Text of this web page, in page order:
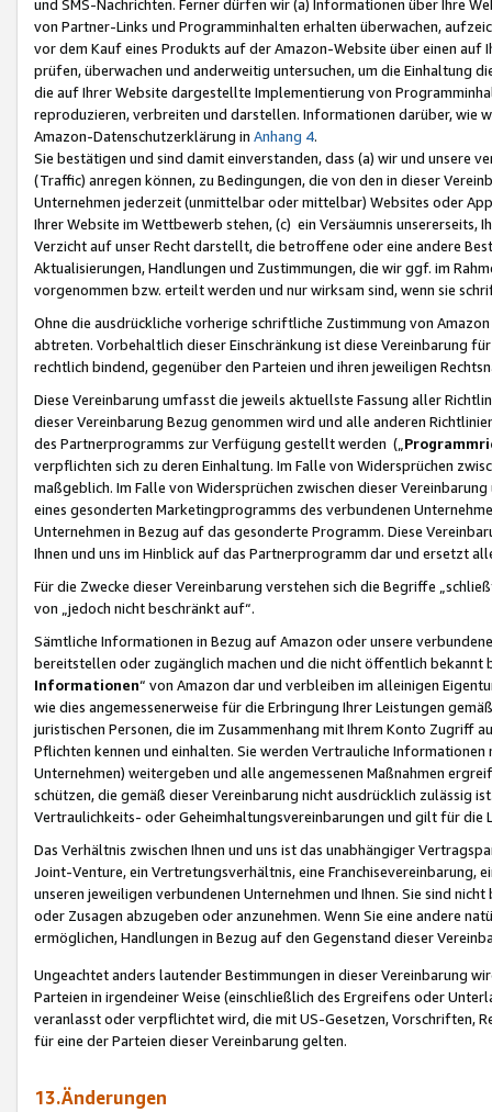
und SMS-Nachrichten. Ferner dürfen wir (a) Informationen über Ihre
von Partner-Links und Programminhalten erhalten überwachen,
vor dem Kauf eines Produkts auf der Amazon-Website über einen
prüfen, überwachen und anderweitig untersuchen, um die Einhaltung
die auf Ihrer Website dargestellte Implementierung von
reproduzieren, verbreiten und darstellen. Informationen darüber, wie
Amazon-Datenschutzerklärung in Anhang 4.
Sie bestätigen und sind damit einverstanden, dass (a) wir und
(Traffic) anregen können, zu Bedingungen, die von den in dieser
Unternehmen jederzeit (unmittelbar oder mittelbar) Websites oder
Ihrer Website im Wettbewerb stehen, (c) ein Versäumnis unsererseits,
Verzicht auf unser Recht darstellt, die betroffene oder eine andere
Aktualisierungen, Handlungen und Zustimmungen, die wir ggf. im
vorgenommen bzw. erteilt werden und nur wirksam sind, wenn sie
Ohne die ausdrückliche vorherige schriftliche Zustimmung von
abtreten. Vorbehaltlich dieser Einschränkung ist diese Vereinbarung
rechtlich bindend, gegenüber den Parteien und ihren jeweiligen
Diese Vereinbarung umfasst die jeweils aktuellste Fassung aller
dieser Vereinbarung Bezug genommen wird und alle anderen
des Partnerprogramms zur Verfügung gestellt werden („
verpflichten sich zu deren Einhaltung. Im Falle von Widersprüchen
maßgeblich. Im Falle von Widersprüchen zwischen dieser
eines gesonderten Marketingprogramms des verbundenen
Unternehmen in Bezug auf das gesonderte Programm. Diese
Ihnen und uns im Hinblick auf das Partnerprogramm dar und ersetzt
Für die Zwecke dieser Vereinbarung verstehen sich die Begriffe
von „jedoch nicht beschränkt auf“.
Sämtliche Informationen in Bezug auf Amazon oder unsere
bereitstellen oder zugänglich machen und die nicht öffentlich
Informationen“ von Amazon dar und verbleiben im alleinigen
wie dies angemessenerweise für die Erbringung Ihrer Leistungen
juristischen Personen, die im Zusammenhang mit Ihrem Konto
Pflichten kennen und einhalten. Sie werden Vertrauliche
Unternehmen) weitergeben und alle angemessenen Maßnahmen
schützen, die gemäß dieser Vereinbarung nicht ausdrücklich zulässig
Vertraulichkeits- oder Geheimhaltungsvereinbarungen und gilt für die
Das Verhältnis zwischen Ihnen und uns ist das unabhängiger
Joint-Venture, ein Vertretungsverhältnis, eine Franchisevereinbarung,
unseren jeweiligen verbundenen Unternehmen und Ihnen. Sie sind
oder Zusagen abzugeben oder anzunehmen. Wenn Sie eine andere
ermöglichen, Handlungen in Bezug auf den Gegenstand dieser
Ungeachtet anders lautender Bestimmungen in dieser Vereinbarung
Parteien in irgendeiner Weise (einschließlich des Ergreifens oder
veranlasst oder verpflichtet wird, die mit US-Gesetzen, Vorschriften,
für eine der Parteien dieser Vereinbarung gelten.
13.Änderungen